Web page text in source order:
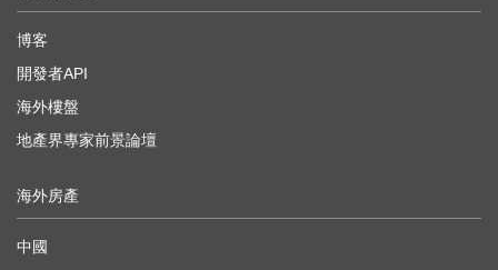
博客
開發者API
海外樓盤
地產界專家前景論壇
海外房產
中國